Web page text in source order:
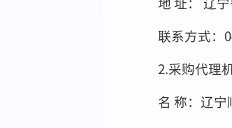
地 址： 辽
联系方式：
2.采购代理
名 称：辽宁